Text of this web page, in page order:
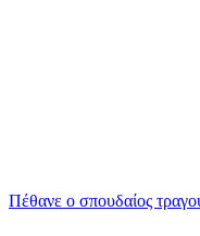
Πέθανε ο σπουδαίος